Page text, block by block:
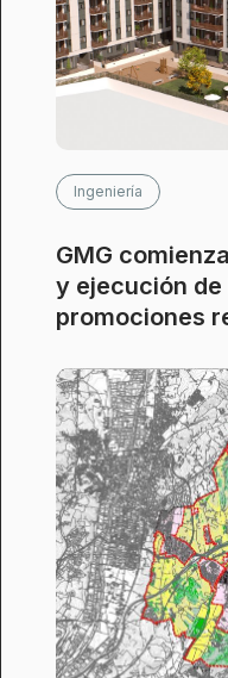
Ingeniería
GMG
y ejecución
promociones